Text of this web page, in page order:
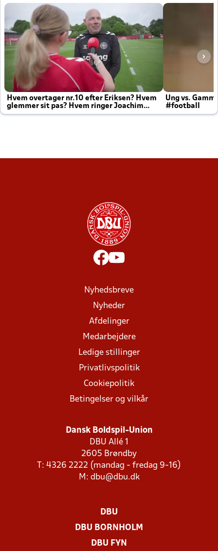
Hvem overtager nr.10 efter Eriksen? Hvem
glemmer sit pas? Hvem ringer Joachim
altid til efter kampe?
Ung vs.
#football
Nyhedsbreve
Nyheder
Afdelinger
Medarbejdere
Ledige stillinger
Privatlivspolitik
Cookiepolitik
Betingelser og vilkår
Dansk Boldspil-Union
DBU Allé 1
2605 Brøndby
T: 4326 2222 (mandag - fredag 9-16)
M: dbu@dbu.dk
DBU
DBU BORNHOLM
DBU FYN